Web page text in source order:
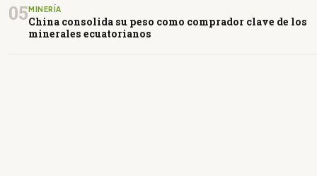
05 MINERÍA
China consolida su peso como comprador clave de los
minerales ecuatorianos